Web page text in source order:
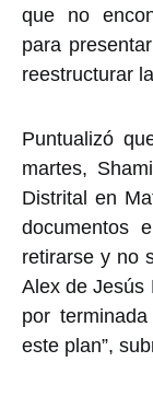
que no
para
reestructurar
Puntualizó
martes,
Distrital en
documentos
retirarse y no
Alex de Jesús
por
este plan”,